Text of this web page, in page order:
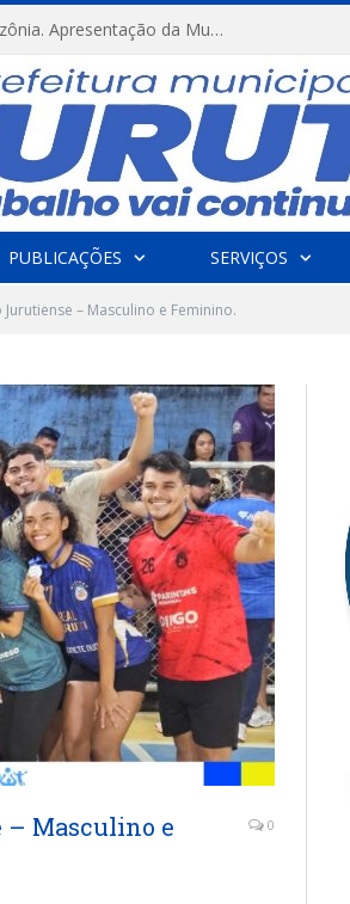
FESTRIBAL 2026 – No Coração da Amazônia. Apresentação da Munduruku.
PUBLICAÇÕES SERVIÇOS
– Masculino e Feminino.
– Masculino e
0